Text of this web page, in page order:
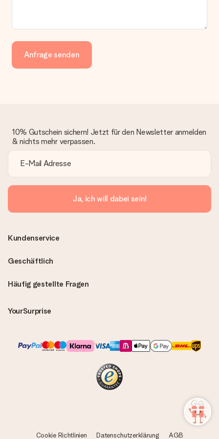
Anfrage senden
10% Gutschein sichern! Jetzt für den Newsletter anmelden
& nichts mehr verpassen.
Ja, ich will dabei sein!
Häufig gestellte Fragen
YourSurprise
Kundenservice
Geschäftlich
Cookie Richtlinien Datenschutzerklärung AGB